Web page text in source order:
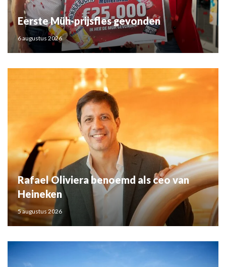
Eerste Müh-prijsfles gevonden
6 augustus 2026
Rafael Oliviera benoemd als ceo van
Heineken
5 augustus 2026